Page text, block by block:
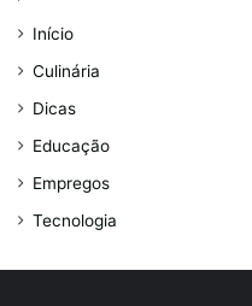
Início
Culinária
Dicas
Educação
Empregos
Tecnologia